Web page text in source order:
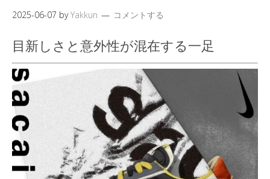
2025-06-07 byYakkun コメントする
目新しさと意外性が混在する一足